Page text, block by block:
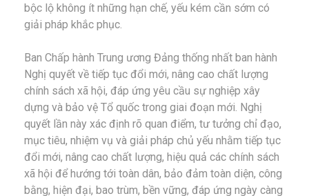
bộc lộ không ít những hạn chế, yếu kém cần sớm có
giải pháp khắc phục.
Ban Chấp hành Trung ương Đảng thống nhất ban hành
Nghị quyết về tiếp tục đổi mới, nâng cao chất lượng
chính sách xã hội, đáp ứng yêu cầu sự nghiệp xây
dựng và bảo vệ Tổ quốc trong giai đoạn mới. Nghị
quyết lần này xác định rõ quan điểm, tư tưởng chỉ đạo,
mục tiêu, nhiệm vụ và giải pháp chủ yếu nhằm tiếp tục
đổi mới, nâng cao chất lượng, hiệu quả các chính sách
xã hội để hướng tới toàn dân, bảo đảm toàn diện, công
bằng, hiện đại, bao trùm, bền vững, đáp ứng ngày càng